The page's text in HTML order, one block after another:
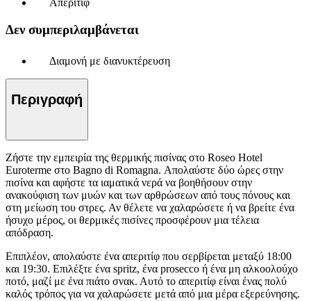
Απεριτίφ
Δεν συμπεριλαμβάνεται
Διαμονή με διανυκτέρευση
Περιγραφή
Ζήστε την εμπειρία της θερμικής πισίνας στο Roseo Hotel
Euroterme στο Bagno di Romagna. Απολαύστε δύο ώρες στην
πισίνα και αφήστε τα ιαματικά νερά να βοηθήσουν στην
ανακούφιση των μυών και των αρθρώσεων από τους πόνους και
στη μείωση του στρες. Αν θέλετε να χαλαρώσετε ή να βρείτε ένα
ήσυχο μέρος, οι θερμικές πισίνες προσφέρουν μια τέλεια
απόδραση.
Επιπλέον, απολαύστε ένα απεριτίφ που σερβίρεται μεταξύ 18:00
και 19:30. Επιλέξτε ένα spritz, ένα prosecco ή ένα μη αλκοολούχο
ποτό, μαζί με ένα πιάτο σνακ. Αυτό το απεριτίφ είναι ένας πολύ
καλός τρόπος για να χαλαρώσετε μετά από μια μέρα εξερεύνησης.